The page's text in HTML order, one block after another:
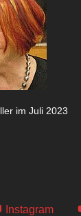
im Juli 2023
Instagram